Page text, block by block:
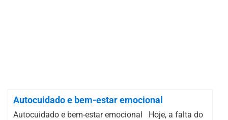
Autocuidado e bem-estar emocional
Autocuidado e bem-estar emocional Hoje, a falta do